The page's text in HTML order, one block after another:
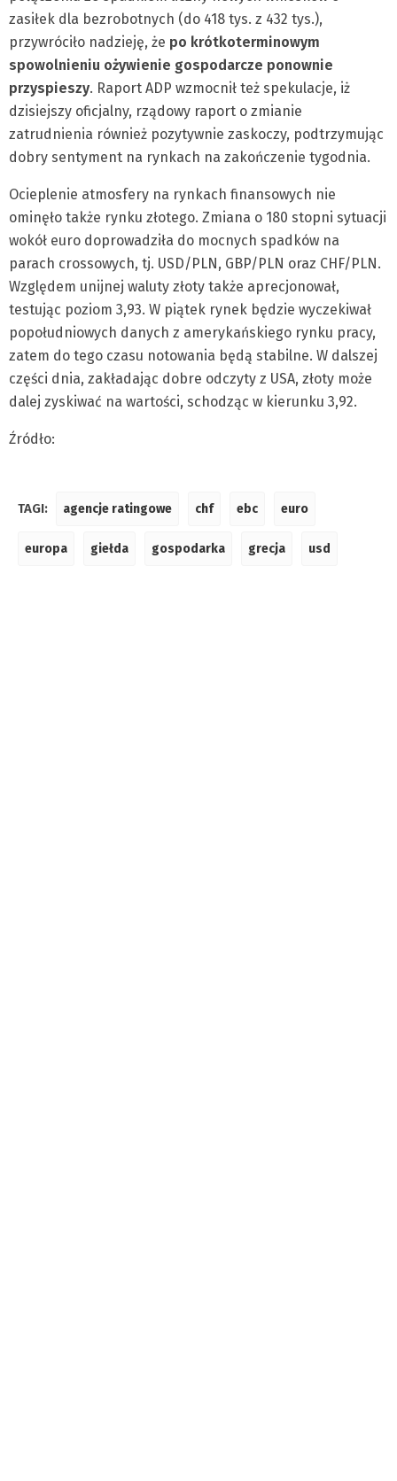
zasiłek dla bezrobotnych (do 418 tys. z 432 tys.),
przywróciło nadzieję, że po krótkoterminowym
spowolnieniu ożywienie gospodarcze ponownie
przyspieszy. Raport ADP wzmocnił też spekulacje, iż
dzisiejszy oficjalny, rządowy raport o zmianie
zatrudnienia również pozytywnie zaskoczy, podtrzymując
dobry sentyment na rynkach na zakończenie tygodnia.
Ocieplenie atmosfery na rynkach finansowych nie
ominęło także rynku złotego. Zmiana o 180 stopni sytuacji
wokół euro doprowadziła do mocnych spadków na
parach crossowych, tj. USD/PLN, GBP/PLN oraz CHF/PLN.
Względem unijnej waluty złoty także aprecjonował,
testując poziom 3,93. W piątek rynek będzie wyczekiwał
popołudniowych danych z amerykańskiego rynku pracy,
zatem do tego czasu notowania będą stabilne. W dalszej
części dnia, zakładając dobre odczyty z USA, złoty może
dalej zyskiwać na wartości, schodząc w kierunku 3,92.
Źródło:
TAGI: agencje ratingowe chf ebc euro
europa giełda gospodarka grecja usd